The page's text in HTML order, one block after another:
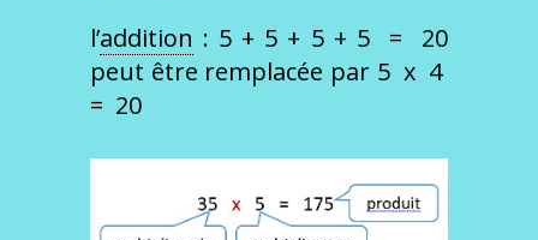
l’addition : 5 + 5 + 5 + 5 = 20
peut être remplacée par 5 x 4
= 20